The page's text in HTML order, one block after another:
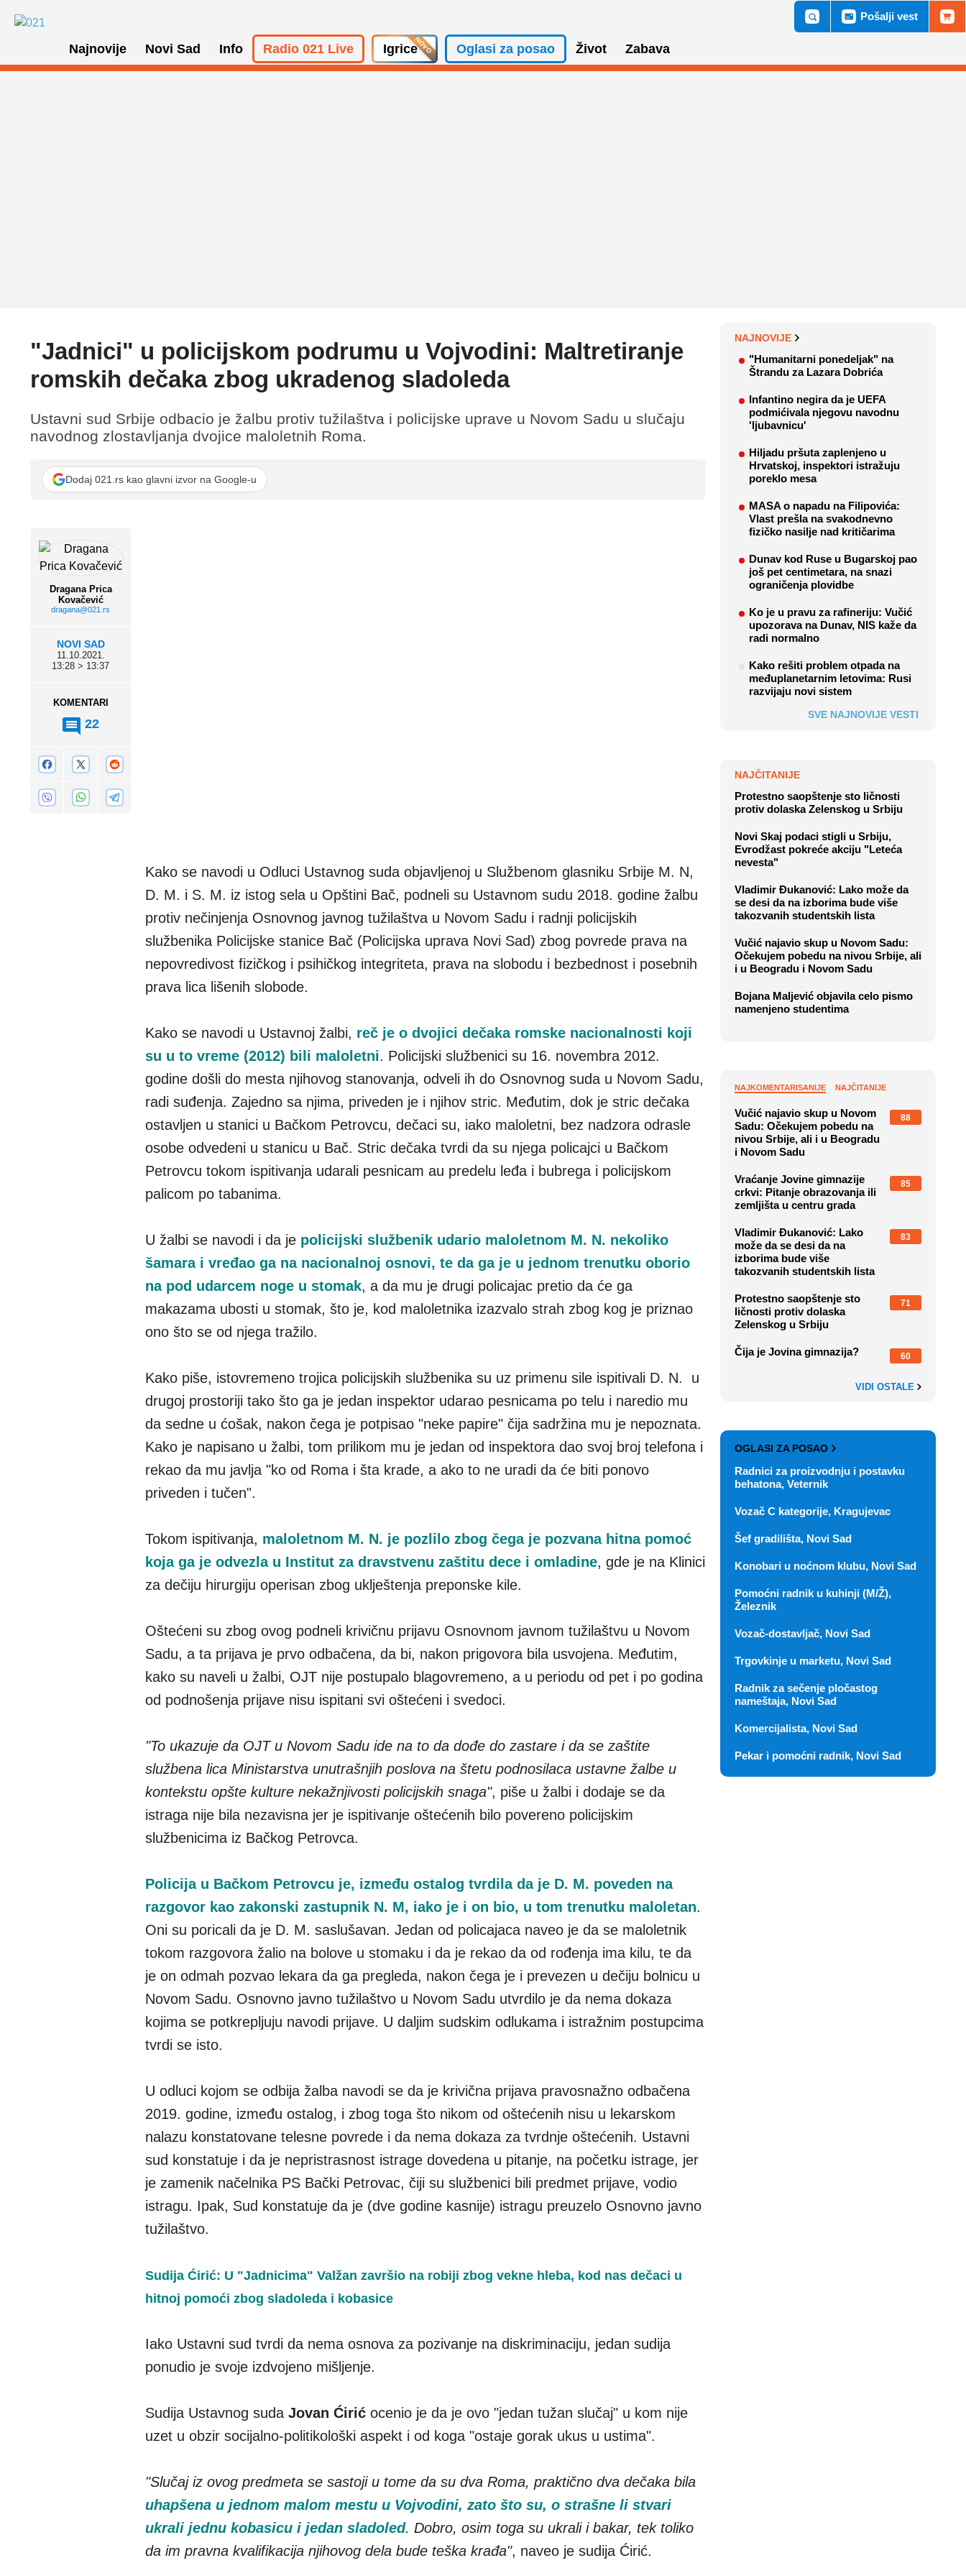
Najnovije Novi Sad Info Radio 021 Live Igrice Oglasi za posao Život Zabava
Pošalji vest
"Jadnici" u policijskom podrumu u Vojvodini: Maltretiranje
romskih dečaka zbog ukradenog sladoleda
Dragana Prica
Kovačević
dragana@021.rs
NOVI SAD
11.10.2021.
13:28 > 13:37
KOMENTARI
22
Ustavni sud Srbije odbacio je žalbu protiv tužilaštva i policijske uprave u Novom Sadu u slučaju
navodnog zlostavljanja dvojice maloletnih Roma.
Dodaj 021.rs kao glavni izvor na Google-u
Kako se navodi u Odluci Ustavnog suda objavljenoj u Službenom glasniku Srbije M. N,
D. M. i S. M. iz istog sela u Opštini Bač, podneli su Ustavnom sudu 2018. godine žalbu
protiv nečinjenja Osnovnog javnog tužilaštva u Novom Sadu i radnji policijskih
službenika Policijske stanice Bač (Policijska uprava Novi Sad) zbog povrede prava na
nepovredivost fizičkog i psihičkog integriteta, prava na slobodu i bezbednost i posebnih
prava lica lišenih slobode.
Kako se navodi u Ustavnoj žalbi, reč je o dvojici dečaka romske nacionalnosti koji
su u to vreme (2012) bili maloletni. Policijski službenici su 16. novembra 2012.
godine došli do mesta njihovog stanovanja, odveli ih do Osnovnog suda u Novom Sadu,
radi suđenja. Zajedno sa njima, priveden je i njihov stric. Međutim, dok je stric dečaka
ostavljen u stanici u Bačkom Petrovcu, dečaci su, iako maloletni, bez nadzora odrasle
osobe odvedeni u stanicu u Bač. Stric dečaka tvrdi da su njega policajci u Bačkom
Petrovcu tokom ispitivanja udarali pesnicam au predelu leđa i bubrega i policijskom
palicom po tabanima.
U žalbi se navodi i da je policijski službenik udario maloletnom M. N. nekoliko
šamara i vređao ga na nacionalnoj osnovi, te da ga je u jednom trenutku oborio
na pod udarcem noge u stomak, a da mu je drugi policajac pretio da će ga
makazama ubosti u stomak, što je, kod maloletnika izazvalo strah zbog kog je priznao
ono što se od njega tražilo.
Kako piše, istovremeno trojica policijskih službenika su uz primenu sile ispitivali D. N. u
drugoj prostoriji tako što ga je jedan inspektor udarao pesnicama po telu i naredio mu
da sedne u ćošak, nakon čega je potpisao "neke papire" čija sadržina mu je nepoznata.
Kako je napisano u žalbi, tom prilikom mu je jedan od inspektora dao svoj broj telefona i
rekao da mu javlja "ko od Roma i šta krade, a ako to ne uradi da će biti ponovo
priveden i tučen".
Tokom ispitivanja, maloletnom M. N. je pozlilo zbog čega je pozvana hitna pomoć
koja ga je odvezla u Institut za dravstvenu zaštitu dece i omladine, gde je na Klinici
za dečiju hirurgiju operisan zbog uklještenja preponske kile.
Oštećeni su zbog ovog podneli krivičnu prijavu Osnovnom javnom tužilaštvu u Novom
Sadu, a ta prijava je prvo odbačena, da bi, nakon prigovora bila usvojena. Međutim,
kako su naveli u žalbi, OJT nije postupalo blagovremeno, a u periodu od pet i po godina
od podnošenja prijave nisu ispitani svi oštećeni i svedoci.
"To ukazuje da OJT u Novom Sadu ide na to da dođe do zastare i da se zaštite
službena lica Ministarstva unutrašnjih poslova na štetu podnosilaca ustavne žalbe u
kontekstu opšte kulture nekažnjivosti policijskih snaga", piše u žalbi i dodaje se da
istraga nije bila nezavisna jer je ispitivanje oštećenih bilo povereno policijskim
službenicima iz Bačkog Petrovca.
Policija u Bačkom Petrovcu je, između ostalog tvrdila da je D. M. poveden na
razgovor kao zakonski zastupnik N. M, iako je i on bio, u tom trenutku maloletan.
Oni su poricali da je D. M. saslušavan. Jedan od policajaca naveo je da se maloletnik
tokom razgovora žalio na bolove u stomaku i da je rekao da od rođenja ima kilu, te da
je on odmah pozvao lekara da ga pregleda, nakon čega je i prevezen u dečiju bolnicu u
Novom Sadu. Osnovno javno tužilaštvo u Novom Sadu utvrdilo je da nema dokaza
kojima se potkrepljuju navodi prijave. U daljim sudskim odlukama i istražnim postupcima
tvrdi se isto.
U odluci kojom se odbija žalba navodi se da je krivična prijava pravosnažno odbačena
2019. godine, između ostalog, i zbog toga što nikom od oštećenih nisu u lekarskom
nalazu konstatovane telesne povrede i da nema dokaza za tvrdnje oštećenih. Ustavni
sud konstatuje i da je nepristrasnost istrage dovedena u pitanje, na početku istrage, jer
je zamenik načelnika PS Bački Petrovac, čiji su službenici bili predmet prijave, vodio
istragu. Ipak, Sud konstatuje da je (dve godine kasnije) istragu preuzelo Osnovno javno
tužilaštvo.
Sudija Ćirić: U "Jadnicima" Valžan završio na robiji zbog vekne hleba, kod nas dečaci u
hitnoj pomoći zbog sladoleda i kobasice
Iako Ustavni sud tvrdi da nema osnova za pozivanje na diskriminaciju, jedan sudija
ponudio je svoje izdvojeno mišljenje.
Sudija Ustavnog suda Jovan Ćirić ocenio je da je ovo "jedan tužan slučaj" u kom nije
uzet u obzir socijalno-politikološki aspekt i od koga "ostaje gorak ukus u ustima".
"Slučaj iz ovog predmeta se sastoji u tome da su dva Roma, praktično dva dečaka bila
uhapšena u jednom malom mestu u Vojvodini, zato što su, o strašne li stvari
ukrali jednu kobasicu i jedan sladoled. Dobro, osim toga su ukrali i bakar, tek toliko
da im pravna kvalifikacija njihovog dela bude teška krađa", naveo je sudija Ćirić.
NAJNOVIJE
"Humanitarni ponedeljak" na
Štrandu za Lazara Dobrića
Infantino negira da je UEFA
podmićivala njegovu navodnu
'ljubavnicu'
Hiljadu pršuta zaplenjeno u
Hrvatskoj, inspektori istražuju
poreklo mesa
MASA o napadu na Filipovića:
Vlast prešla na svakodnevno
fizičko nasilje nad kritičarima
Dunav kod Ruse u Bugarskoj pao
još pet centimetara, na snazi
ograničenja plovidbe
Ko je u pravu za rafineriju: Vučić
upozorava na Dunav, NIS kaže da
radi normalno
Kako rešiti problem otpada na
međuplanetarnim letovima: Rusi
razvijaju novi sistem
SVE NAJNOVIJE VESTI
NAJČITANIJE
Protestno saopštenje sto ličnosti
protiv dolaska Zelenskog u Srbiju
Novi Skaj podaci stigli u Srbiju,
Evrodžast pokreće akciju "Leteća
nevesta"
Vladimir Đukanović: Lako može da
se desi da na izborima bude više
takozvanih studentskih lista
Vučić najavio skup u Novom Sadu:
Očekujem pobedu na nivou Srbije, ali
i u Beogradu i Novom Sadu
Bojana Maljević objavila celo pismo
namenjeno studentima
NAJKOMENTARISANIJE NAJČITANIJE
Vučić najavio skup u Novom
Sadu: Očekujem pobedu na
nivou Srbije, ali i u Beogradu
i Novom Sadu
88
Vraćanje Jovine gimnazije
crkvi: Pitanje obrazovanja ili
zemljišta u centru grada
85
Vladimir Đukanović: Lako
može da se desi da na
izborima bude više
takozvanih studentskih lista
83
Protestno saopštenje sto
ličnosti protiv dolaska
Zelenskog u Srbiju
71
Čija je Jovina gimnazija? 60
VIDI OSTALE
OGLASI ZA POSAO
Radnici za proizvodnju i postavku
behatona, Veternik
Vozač C kategorije, Kragujevac
Šef gradilišta, Novi Sad
Konobari u noćnom klubu, Novi Sad
Pomoćni radnik u kuhinji (M/Ž),
Železnik
Vozač-dostavljač, Novi Sad
Trgovkinje u marketu, Novi Sad
Radnik za sečenje pločastog
nameštaja, Novi Sad
Komercijalista, Novi Sad
Pekar i pomoćni radnik, Novi Sad